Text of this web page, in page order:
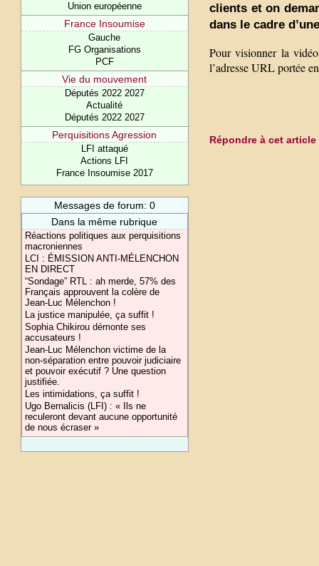
Union européenne
France Insoumise
Gauche
FG Organisations
PCF
Vie du mouvement
Députés 2022 2027
Actualité
Députés 2022 2027
Perquisitions Agression
LFI attaqué
Actions LFI
France Insoumise 2017
Messages de forum: 0
Dans la même rubrique
Réactions politiques aux perquisitions
macroniennes
LCI : ÉMISSION ANTI-MÉLENCHON
EN DIRECT
“Sondage” RTL : ah merde, 57% des
Français approuvent la colère de
Jean-Luc Mélenchon !
La justice manipulée, ça suffit !
Sophia Chikirou démonte ses
accusateurs !
Jean-Luc Mélenchon victime de la
non-séparation entre pouvoir judiciaire
et pouvoir exécutif ? Une question
justifiée.
Les intimidations, ça suffit !
Ugo Bernalicis (LFI) : « Ils ne
reculeront devant aucune opportunité
de nous écraser »
clients et on
dans le cadre
Pour visionner la
l’adresse URL portée
Répondre à cet article